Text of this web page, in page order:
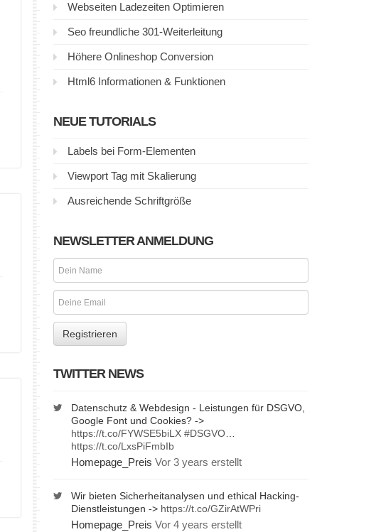
Webseiten Ladezeiten Optimieren
Seo freundliche 301-Weiterleitung
Höhere Onlineshop Conversion
Html6 Informationen & Funktionen
NEUE TUTORIALS
Labels bei Form-Elementen
Viewport Tag mit Skalierung
Ausreichende Schriftgröße
NEWSLETTER ANMELDUNG
TWITTER NEWS
Datenschutz & Webdesign - Leistungen für DSGVO,
Google Font und Cookies? ->
https://t.co/FYWSE5biLX #DSGVO…
https://t.co/LxsPiFmbIb
Homepage_Preis Vor 3 years erstellt
Wir bieten Sicherheitanalysen und ethical Hacking-
Dienstleistungen -> https://t.co/GZirAtWPri
Homepage_Preis Vor 4 years erstellt